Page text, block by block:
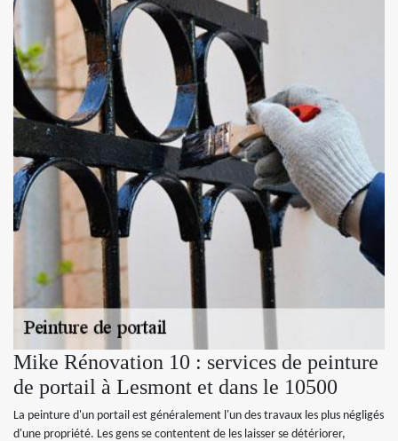
Mike Rénovation 10 : services de peinture
de portail à Lesmont et dans le 10500
La peinture d'un portail est généralement l'un des travaux les plus négligés
d'une propriété. Les gens se contentent de les laisser se détériorer,